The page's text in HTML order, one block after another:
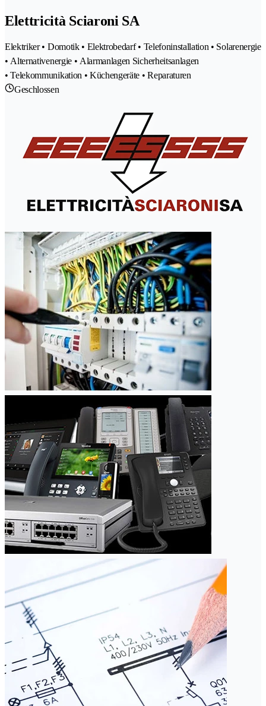
Elettricità Sciaroni SA
Elektriker • Domotik • Elektrobedarf • Telefoninstallation • Solarenergie
• Alternativenergie • Alarmanlagen Sicherheitsanlagen
• Telekommunikation • Küchengeräte • Reparaturen
Geschlossen